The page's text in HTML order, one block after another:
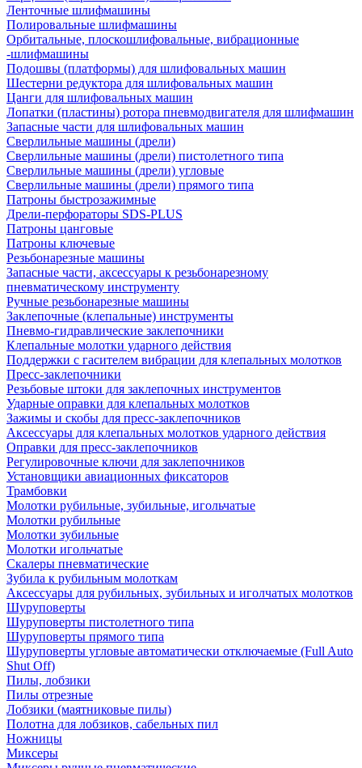
Ленточные шлифмашины
Полировальные шлифмашины
Орбитальные, плоскошлифовальные, вибрационные
-шлифмашины
Подошвы (платформы) для шлифовальных машин
Шестерни редуктора для шлифовальных машин
Цанги для шлифовальных машин
Лопатки (пластины) ротора пневмодвигателя для шлифмашин
Запасные части для шлифовальных машин
Сверлильные машины (дрели)
Сверлильные машины (дрели) пистолетного типа
Сверлильные машины (дрели) угловые
Сверлильные машины (дрели) прямого типа
Патроны быстрозажимные
Дрели-перфораторы SDS-PLUS
Патроны цанговые
Патроны ключевые
Резьбонарезные машины
Запасные части, аксессуары к резьбонарезному
пневматическому инструменту
Ручные резьбонарезные машины
Заклепочные (клепальные) инструменты
Пневмо-гидравлические заклепочники
Клепальные молотки ударного действия
Поддержки с гасителем вибрации для клепальных молотков
Пресс-заклепочники
Резьбовые штоки для заклепочных инструментов
Ударные оправки для клепальных молотков
Зажимы и скобы для пресс-заклепочников
Аксессуары для клепальных молотков ударного действия
Оправки для пресс-заклепочников
Регулировочные ключи для заклепочников
Установщики авиационных фиксаторов
Трамбовки
Молотки рубильные, зубильные, игольчатые
Молотки рубильные
Молотки зубильные
Молотки игольчатые
Скалеры пневматические
Зубила к рубильным молоткам
Аксессуары для рубильных, зубильных и иголчатых молотков
Шуруповерты
Шуруповерты пистолетного типа
Шуруповерты прямого типа
Шуруповерты угловые автоматически отключаемые (Full Auto
Shut Off)
Пилы, лобзики
Пилы отрезные
Лобзики (маятниковые пилы)
Полотна для лобзиков, сабельных пил
Ножницы
Миксеры